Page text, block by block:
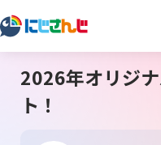
2026年オリジ
ト！